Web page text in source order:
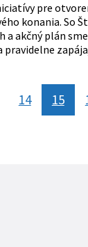
pre
konania. So
a akčný plán
pravidelne
14 15